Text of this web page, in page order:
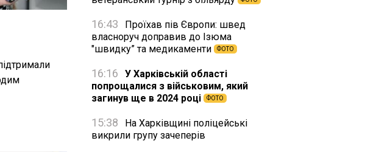
16:43
Проїхав пів Європи: швед
власноруч доправив до Ізюма
"швидку” та медикаменти
ФОТО
16:16
У Харківській області
попрощалися з військовим, який
загинув ще в 2024 році
ФОТО
15:38
На Харківщині поліцейські
викрили групу зачеперів